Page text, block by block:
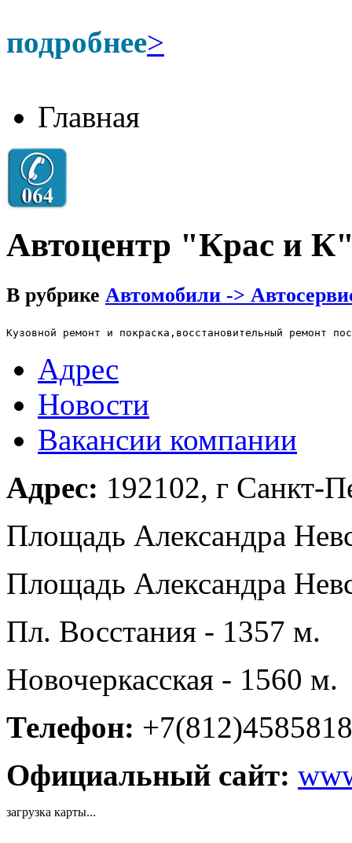
подробнее>
Главная
Автоцентр "Крас и
В рубрике Автомобили ->
Кузовной ремонт и покраска,восстановительный ремонт
Адрес
Новости
Вакансии компании
Адрес: 192102, г Санкт-
Площадь Александра
Площадь Александра
Пл. Восстания - 1357 м.
Новочеркасская - 1560 м.
Телефон: +7(812)4585818
Официальный сайт:
загрузка карты...